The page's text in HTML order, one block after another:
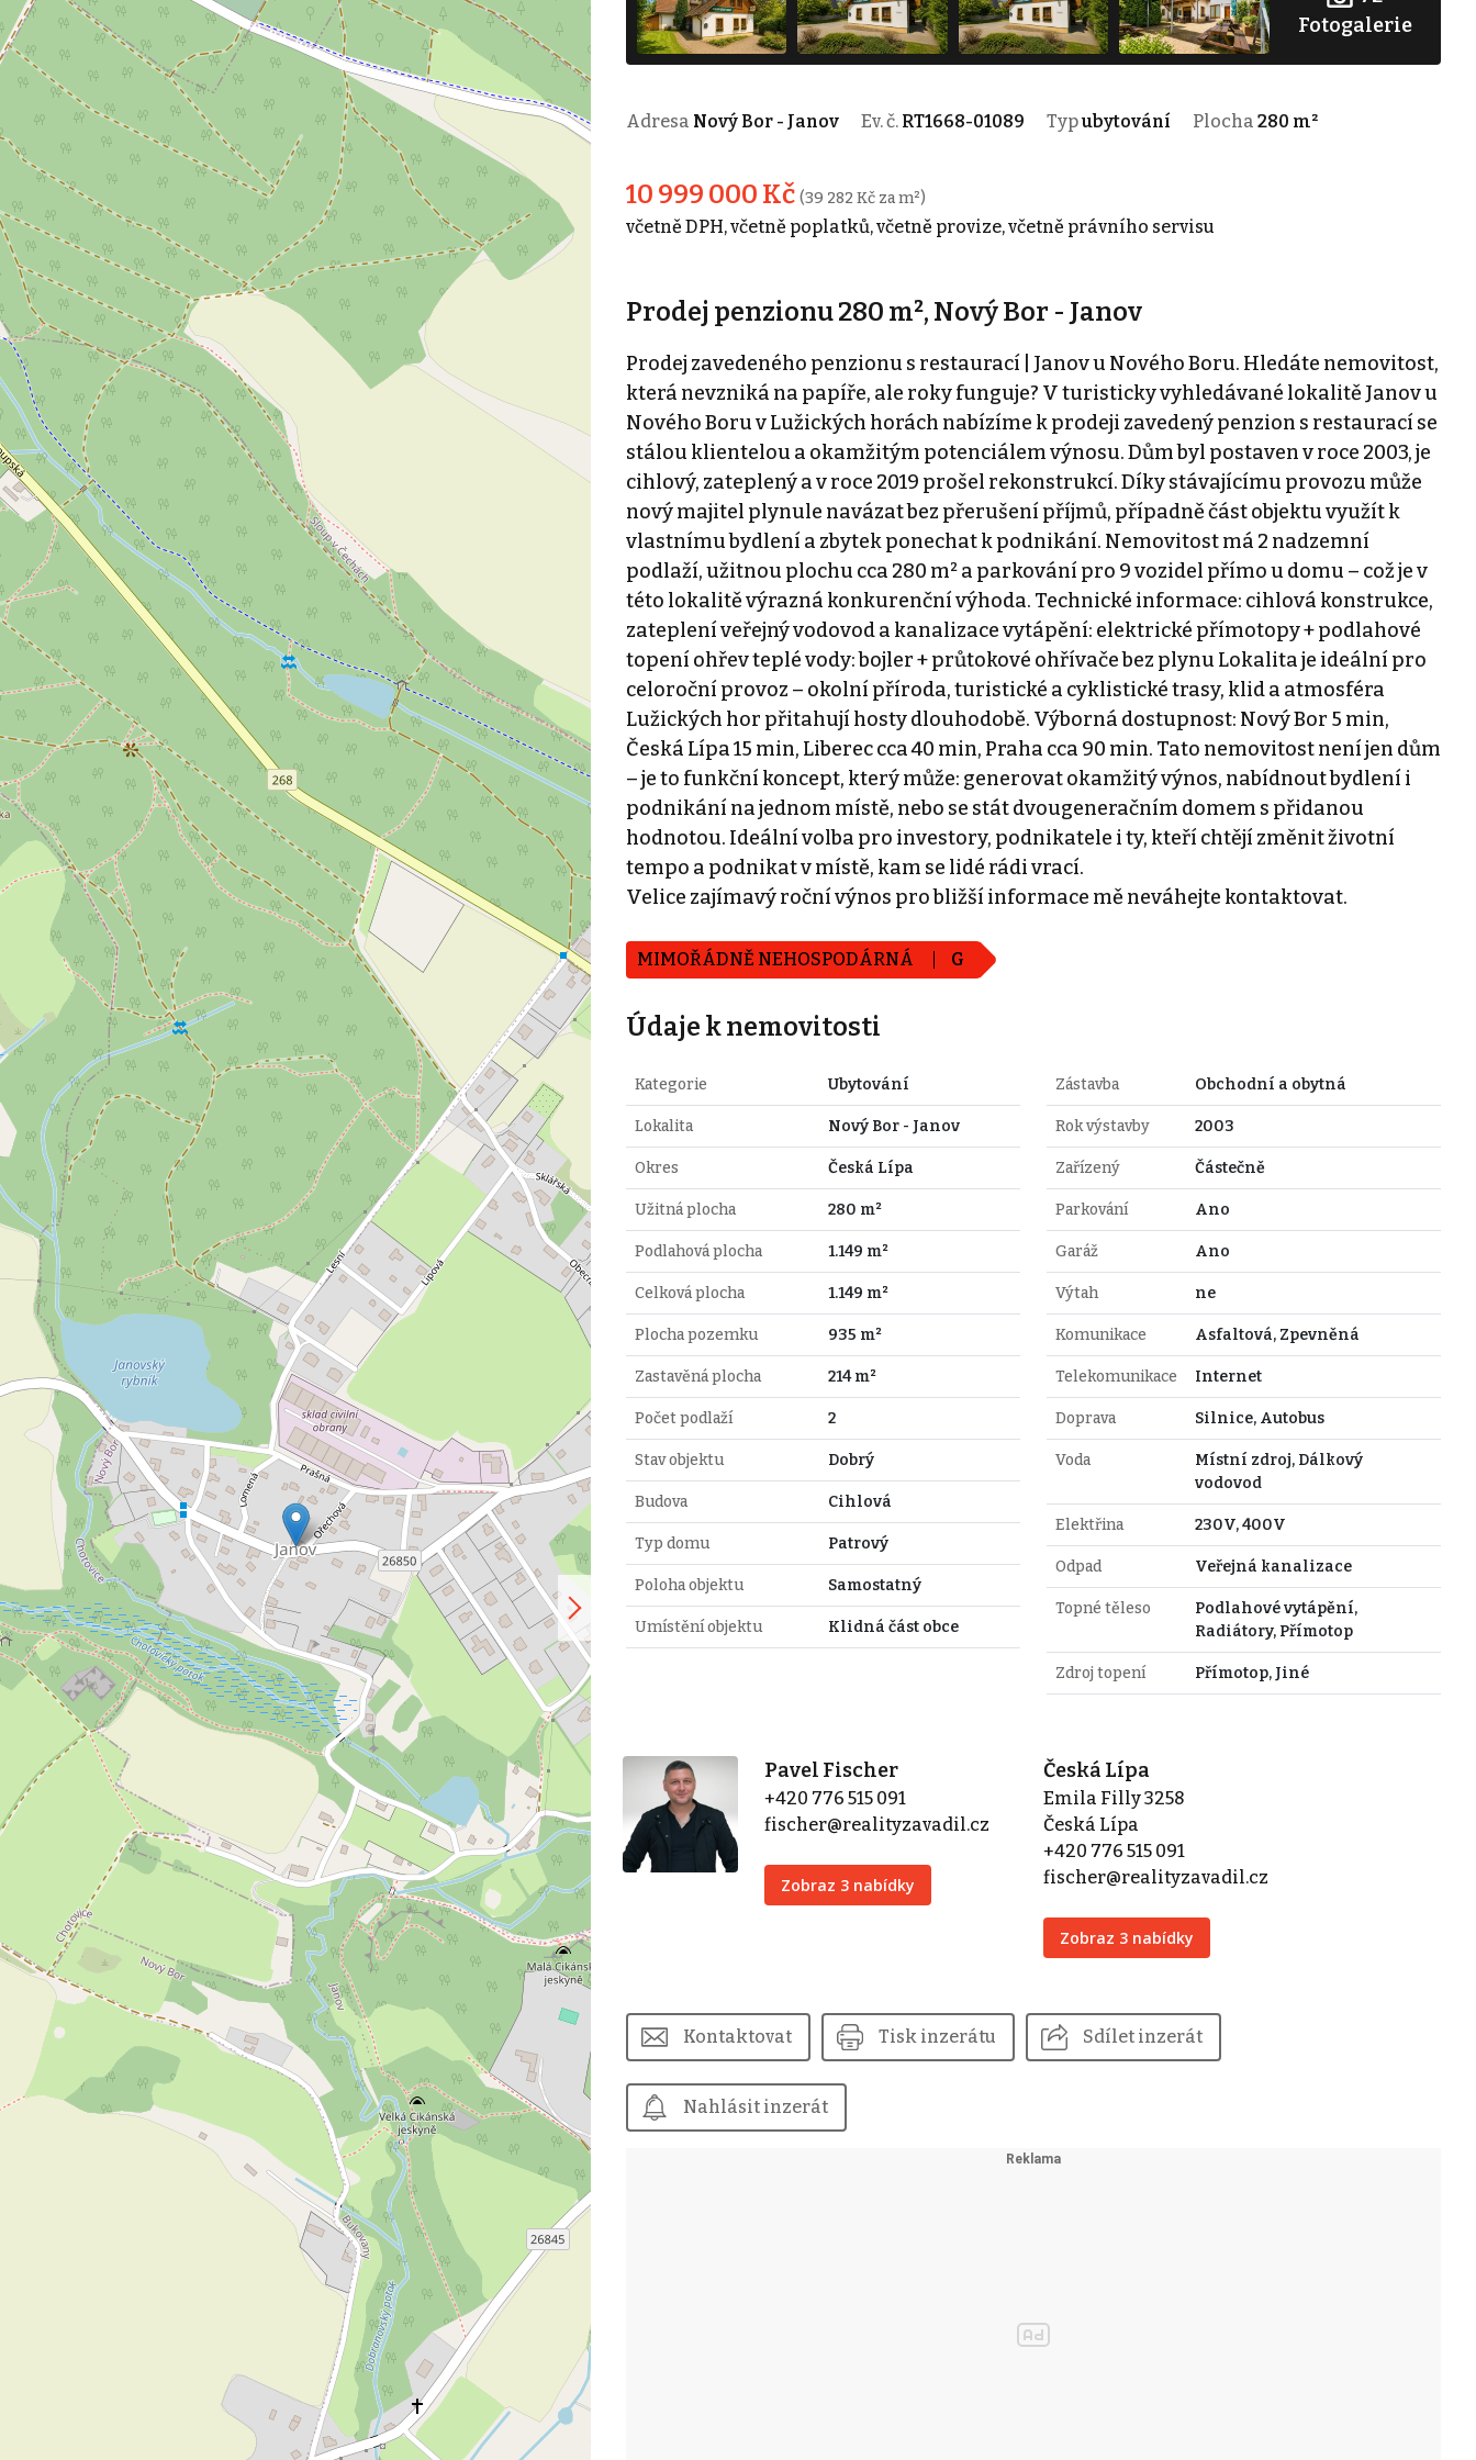
Fotogalerie
Adresa Nový Bor - Janov Ev. č. RT1668-01089 Typubytování Plocha 280 m²
10 999 000 Kč (39 282 Kč za m²)
včetně DPH, včetně poplatků, včetně provize, včetně právního servisu
Prodej penzionu 280 m², Nový Bor - Janov
Prodej zavedeného penzionu s restaurací | Janov u Nového Boru. Hledáte nemovitost,
která nevzniká na papíře, ale roky funguje? V turisticky vyhledávané lokalitě Janov u
Nového Boru v Lužických horách nabízíme k prodeji zavedený penzion s restaurací se
stálou klientelou a okamžitým potenciálem výnosu. Dům byl postaven v roce 2003, je
cihlový, zateplený a v roce 2019 prošel rekonstrukcí. Díky stávajícímu provozu může
nový majitel plynule navázat bez přerušení příjmů, případně část objektu využít k
vlastnímu bydlení a zbytek ponechat k podnikání. Nemovitost má 2 nadzemní
podlaží, užitnou plochu cca 280 m² a parkování pro 9 vozidel přímo u domu – což je v
této lokalitě výrazná konkurenční výhoda. Technické informace: cihlová konstrukce,
zateplení veřejný vodovod a kanalizace vytápění: elektrické přímotopy + podlahové
topení ohřev teplé vody: bojler + průtokové ohřívače bez plynu Lokalita je ideální pro
celoroční provoz – okolní příroda, turistické a cyklistické trasy, klid a atmosféra
Lužických hor přitahují hosty dlouhodobě. Výborná dostupnost: Nový Bor 5 min,
Česká Lípa 15 min, Liberec cca 40 min, Praha cca 90 min. Tato nemovitost není jen dům
– je to funkční koncept, který může: generovat okamžitý výnos, nabídnout bydlení i
podnikání na jednom místě, nebo se stát dvougeneračním domem s přidanou
hodnotou. Ideální volba pro investory, podnikatele i ty, kteří chtějí změnit životní
tempo a podnikat v místě, kam se lidé rádi vrací.
Velice zajímavý roční výnos pro bližší informace mě neváhejte kontaktovat.
MIMOŘÁDNĚ NEHOSPODÁRNÁ G
Údaje k nemovitosti
Kategorie Ubytování
Lokalita Nový Bor - Janov
Okres Česká Lípa
Užitná plocha 280 m²
Podlahová plocha 1.149 m²
Celková plocha 1.149 m²
Plocha pozemku 935 m²
Zastavěná plocha 214 m²
Počet podlaží 2
Stav objektu Dobrý
Budova Cihlová
Typ domu Patrový
Poloha objektu Samostatný
Umístění objektu Klidná část obce
Zástavba Obchodní a obytná
Rok výstavby 2003
Zařízený Částečně
Parkování Ano
Garáž Ano
Výtah ne
Komunikace Asfaltová, Zpevněná
Telekomunikace Internet
Doprava Silnice, Autobus
Voda
Místní zdroj, Dálkový
vodovod
Elektřina 230V, 400V
Odpad Veřejná kanalizace
Topné těleso
Podlahové vytápění,
Radiátory, Přímotop
Zdroj topení Přímotop, Jiné
Pavel Fischer
+420 776 515 091
fischer@realityzavadil.cz
Zobraz 3 nabídky
Česká Lípa
Emila Filly 3258
Česká Lípa
+420 776 515 091
fischer@realityzavadil.cz
Zobraz 3 nabídky
Kontaktovat Tisk inzerátu Sdílet inzerát
Nahlásit inzerát